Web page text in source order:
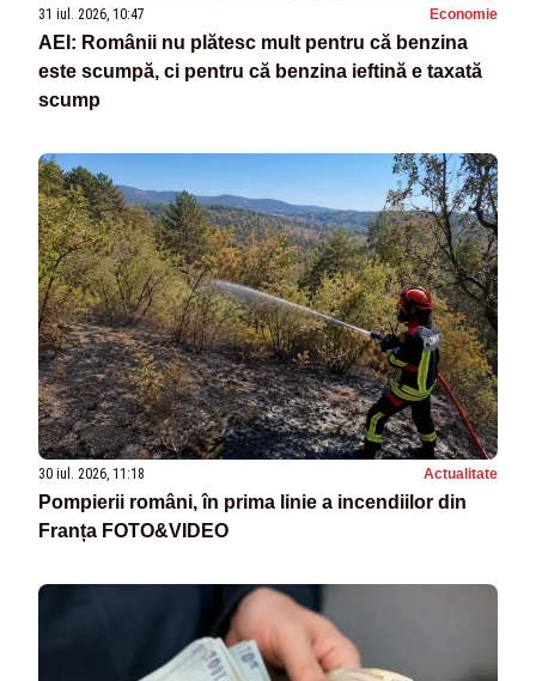
31 iul. 2026, 10:47 Economie
AEI: Românii nu plătesc mult pentru că benzina
este scumpă, ci pentru că benzina ieftină e taxată
scump
30 iul. 2026, 11:18 Actualitate
Pompierii români, în prima linie a incendiilor din
Franța FOTO&VIDEO